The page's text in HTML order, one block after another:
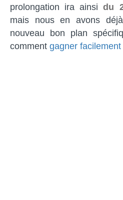
prolongation ira ainsidu
mais nous en avons
nouveau bon plan
comment gagner